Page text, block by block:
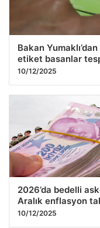
Bakan
etiket basanlar
10/12/2025
2026’da bedelli
Aralık enflasyon
10/12/2025